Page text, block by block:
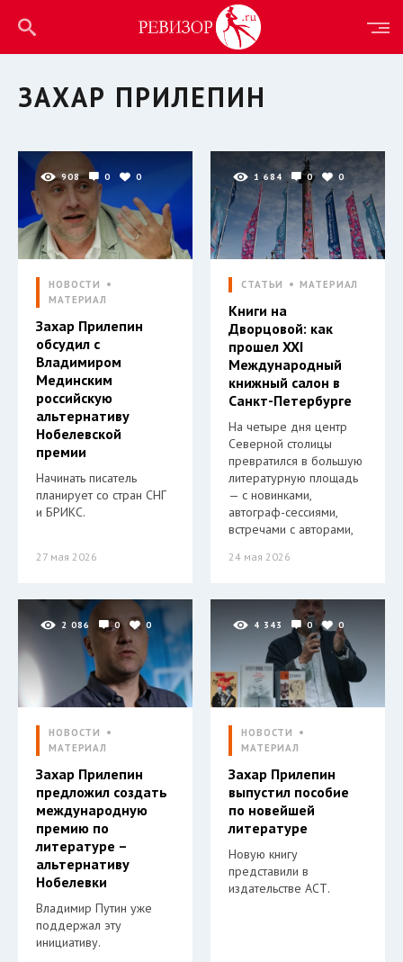
ЗАХАР ПРИЛЕПИН
908 0 0
НОВОСТИ
МАТЕРИАЛ
Захар Прилепин
обсудил с
Владимиром
Мединским
российскую
альтернативу
Нобелевской
премии
Начинать писатель
планирует со стран СНГ
и БРИКС.
27 мая 2026
1 684 0 0
СТАТЬИ МАТЕРИАЛ
Книги на
Дворцовой: как
прошел XXI
Международный
книжный салон в
Санкт-Петербурге
На четыре дня центр
Северной столицы
превратился в большую
литературную площадь
— с новинками,
автограф-сессиями,
встречами с авторами,
24 мая 2026
2 086 0 0
НОВОСТИ
МАТЕРИАЛ
Захар Прилепин
предложил создать
международную
премию по
литературе –
альтернативу
Нобелевки
Владимир Путин уже
поддержал эту
инициативу.
4 343 0 0
НОВОСТИ
МАТЕРИАЛ
Захар Прилепин
выпустил пособие
по новейшей
литературе
Новую книгу
представили в
издательстве АСТ.